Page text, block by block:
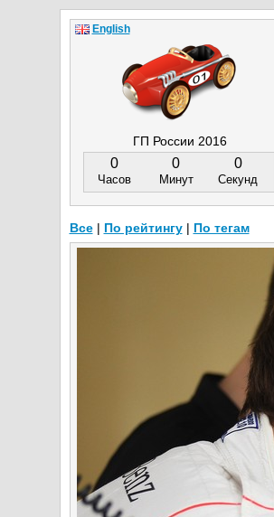
ГП России 2016
0
Часов
0
Минут
0
Секунд
English
Все| По рейтингу| По тегам